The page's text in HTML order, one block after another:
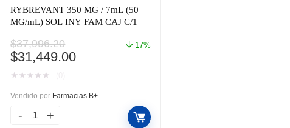
RYBREVANT 350 MG / 7mL (50
MG/mL) SOL INY FAM CAJ C/1
$37,996.20
El
precio
original
era:
$37,996.20.
$31,449.00El
es:
$31,449.00.
17%
★ ★ ★ ★ ★
Vendido por Farmacias B+
RYBREVANT